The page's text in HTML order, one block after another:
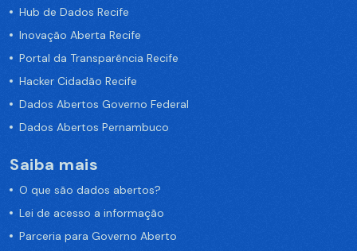
Hub de Dados Recife
Inovação Aberta Recife
Portal da Transparência Recife
Hacker Cidadão Recife
Dados Abertos Governo Federal
Dados Abertos Pernambuco
Saiba mais
O que são dados abertos?
Lei de acesso a informação
Parceria para Governo Aberto